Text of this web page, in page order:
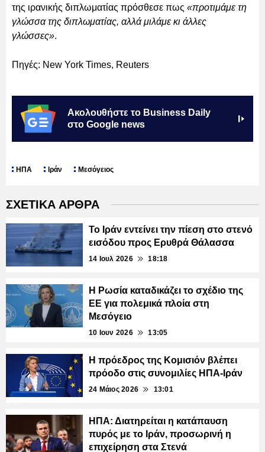
της ιρανικής διπλωματίας πρόσθεσε πως «προτιμάμε τη
γλώσσα της διπλωματίας, αλλά μιλάμε κι άλλες
γλώσσες».
Πηγές: New York Times, Reuters
Ακολουθήστε το Business Daily
στο Google news
ΗΠΑ Ιράν Μεσόγειος
ΣΧΕΤΙΚΑ ΑΡΘΡΑ
Το Ιράν εντείνει την πίεση στο στενό
εισόδου προς Ερυθρά Θάλασσα
14 Ιουλ 2026 18:18
Η Ρωσία καταδικάζει το σχέδιο της
ΕΕ για πολεμικά πλοία στη
Μεσόγειο
10 Ιουν 2026 13:05
Η πρόεδρος της Κομισιόν βλέπει
πρόοδο στις συνομιλίες ΗΠΑ-Ιράν
24 Μάιος 2026 13:01
ΗΠΑ: Διατηρείται η κατάπαυση
πυρός με το Ιράν, προσωρινή η
επιχείρηση στα Στενά